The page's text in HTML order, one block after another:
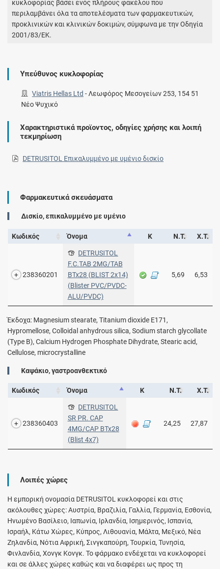
κυκλοφορίας βάσει ενός πλήρους φακέλου που
περιλαμβάνει όλα τα αποτελέσματα των φαρμακευτικών,
προκλινικών και κλινικών δοκιμών, σύμφωνα με την Οδηγία
2001/83/ΕΚ.
Υπεύθυνος κυκλοφορίας
Viatris Hellas Ltd - Λεωφόρος Μεσογείων 253, 154 51
Νέο Ψυχικό
Χαρακτηριστικά προϊοντος, οδηγίες χρήσης και λοιπή
τεκμηρίωση
DETRUSITOL Επικαλυμμένο με υμένιο δισκίο
Φαρμακευτικά σκευάσματα
Δισκίο, επικαλυμμένο με υμένιο
Κωδικός Όνομα Κ Ν.Τ. Χ.Τ.
238360201
DETRUSITOL
F.C.TAB 2MG/TAB
BTx28 (BLIST 2x14)
(Blister PVC/PVDC-
ALU/PVDC)
5,69 6,53
Έκδοχα: Magnesium stearate, Titanium dioxide E171,
Hypromellose, Colloidal anhydrous silica, Sodium starch glycollate
(Type B), Calcium Hydrogen Phosphate Dihydrate, Stearic acid,
Cellulose, microcrystalline
Καψάκιο, γαστροανθεκτικό
Κωδικός Όνομα Κ Ν.Τ. Χ.Τ.
238360403
DETRUSITOL
SR PR. CAP
4MG/CAP BTx28
(Blist 4x7)
24,25 27,87
Λοιπές χώρες
Η εμπορική ονομασία DETRUSITOL κυκλοφορεί και στις
ακόλουθες χώρες: Αυστρία, Βραζιλία, Γαλλία, Γερμανία, Εσθονία,
Ηνωμένο Βασίλειο, Ιαπωνία, Ιρλανδία, Ισημερινός, Ισπανία,
Ισραήλ, Κάτω Χώρες, Κύπρος, Λιθουανία, Μάλτα, Μεξικό, Νέα
Ζηλανδία, Νότια Αφρική, Σινγκαπούρη, Τουρκία, Τυνησία,
Φινλανδία, Χονγκ Κονγκ. Το φάρμακο ενδέχεται να κυκλοφορεί
και σε άλλες χώρες καθώς και να διαφέρει ως προς τη